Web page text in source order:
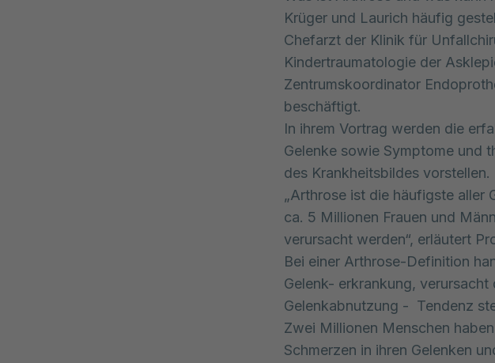
Krüger und Laurich häufig
Chefarzt der Klinik für
Kindertraumatologie der
Zentrumskoordinator
beschäftigt.
In ihrem Vortrag werden die
Gelenke sowie Symptome und
des Krankheitsbildes vorstellen.
„Arthrose ist die häufigste aller
ca. 5 Millionen Frauen und
verursacht werden“, erläutert
Bei einer Arthrose-Definition
Gelenk- erkrankung,
Gelenkabnutzung - Tendenz
Zwei Millionen Menschen
Schmerzen in ihren Gelenken